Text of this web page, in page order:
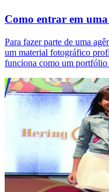
Como entrar em
Para fazer parte de uma
um material fotográfico
funciona como um portfólio